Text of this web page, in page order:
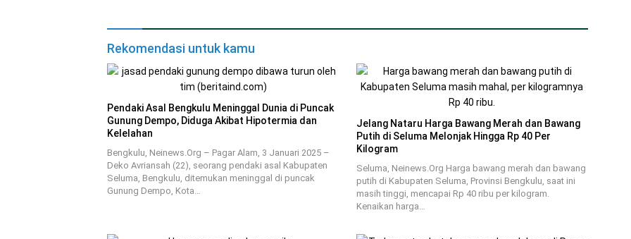
Rekomendasi untuk kamu
Pendaki Asal Bengkulu Meninggal Dunia di Puncak
Gunung Dempo, Diduga Akibat Hipotermia dan
Kelelahan
Bengkulu, Neinews.Org – Pagar Alam, 3 Januari 2025 –
Deko Avriansah (22), seorang pendaki asal Kabupaten
Seluma, Bengkulu, ditemukan meninggal di puncak
Gunung Dempo, Kota…
Jelang Nataru Harga Bawang Merah dan Bawang
Putih di Seluma Melonjak Hingga Rp 40 Per
Kilogram
Seluma, Neinews.Org Harga bawang merah dan bawang
putih di Kabupaten Seluma, Provinsi Bengkulu, saat ini
masih tinggi, mencapai Rp 40 ribu per kilogram.
Kenaikan harga…